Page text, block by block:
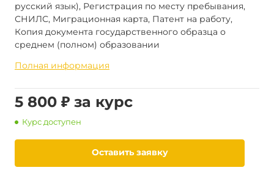
русский язык), Регистрация по месту пребывания,
СНИЛС, Миграционная карта, Патент на работу,
Копия документа государственного образца о
среднем (полном) образовании
Полная информация
5 800 ₽ за курс
Курс доступен
Оставить заявку